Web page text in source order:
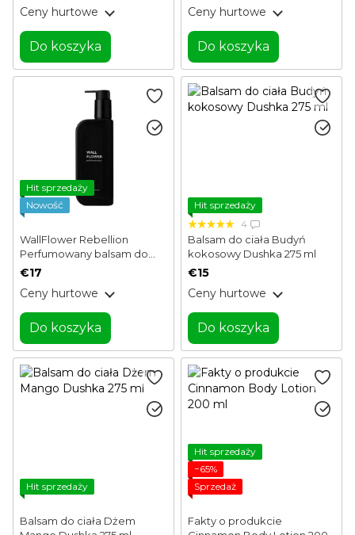
Kundal 500 ml
Ceny hurtowe
Do koszyka
Ceny hurtowe
Do koszyka
Hit sprzedaży
Nowość
WallFlower Rebellion
Perfumowany balsam do
ciała 250 ml
€17
Ceny hurtowe
Do koszyka
Hit sprzedaży
4
Balsam do ciała Budyń
kokosowy Dushka 275 ml
€15
Ceny hurtowe
Do koszyka
Hit sprzedaży
Balsam do ciała Dżem
Hit sprzedaży
−65%
Sprzedaż
Fakty o produkcie